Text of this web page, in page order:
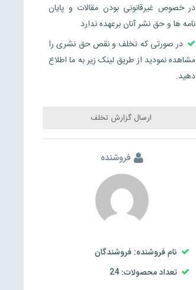
در خصوص غیرقانونی بودن مقالات و پایان
نامه ها و حق نشر آنان برعهده ندارد
در صورتی که تخلف و نقص حق نشری را
مشاهده نمودید از طریق لینک زیر به ما اطلاع
دهید.
ارسال گزارش تخلف
فروشنده
نام فروشنده: فروشندگان
تعداد محصولات: 24